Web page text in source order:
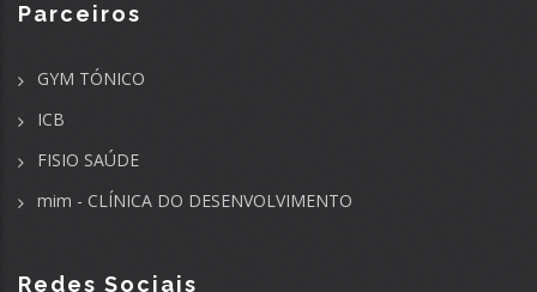
Parceiros
GYM TÓNICO
ICB
FISIO SAÚDE
mim - CLÍNICA DO DESENVOLVIMENTO
Redes Sociais